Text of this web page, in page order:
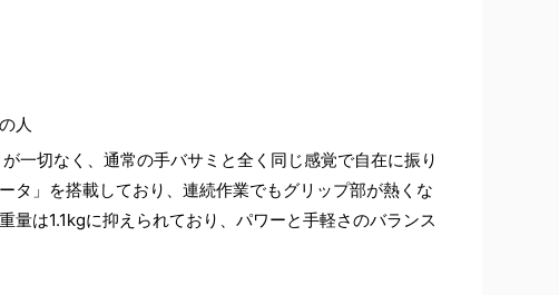
人
一切なく、通常の手バサミと全く同じ感覚で自在に振り
タ」を搭載しており、連続作業でもグリップ部が熱くな
は1.1kgに抑えられており、パワーと手軽さのバランス